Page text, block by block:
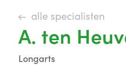
alle specialisten
A. ten
Longarts